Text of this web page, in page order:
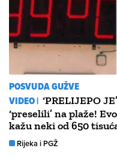
POSVUDA GUŽVE
VIDEO | ‘PRELIJEPO
‘preselili’ na plaže!
kažu neki od 650
Rijeka i PGŽ